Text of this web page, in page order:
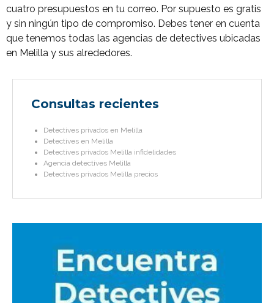
cuatro presupuestos en tu correo. Por supuesto es gratis
y sin ningún tipo de compromiso. Debes tener en cuenta
que tenemos todas las agencias de detectives ubicadas
en Melilla y sus alrededores.
Consultas recientes
Detectives privados en Melilla
Detectives en Melilla
Detectives privados Melilla infidelidades
Agencia detectives Melilla
Detectives privados Melilla precios